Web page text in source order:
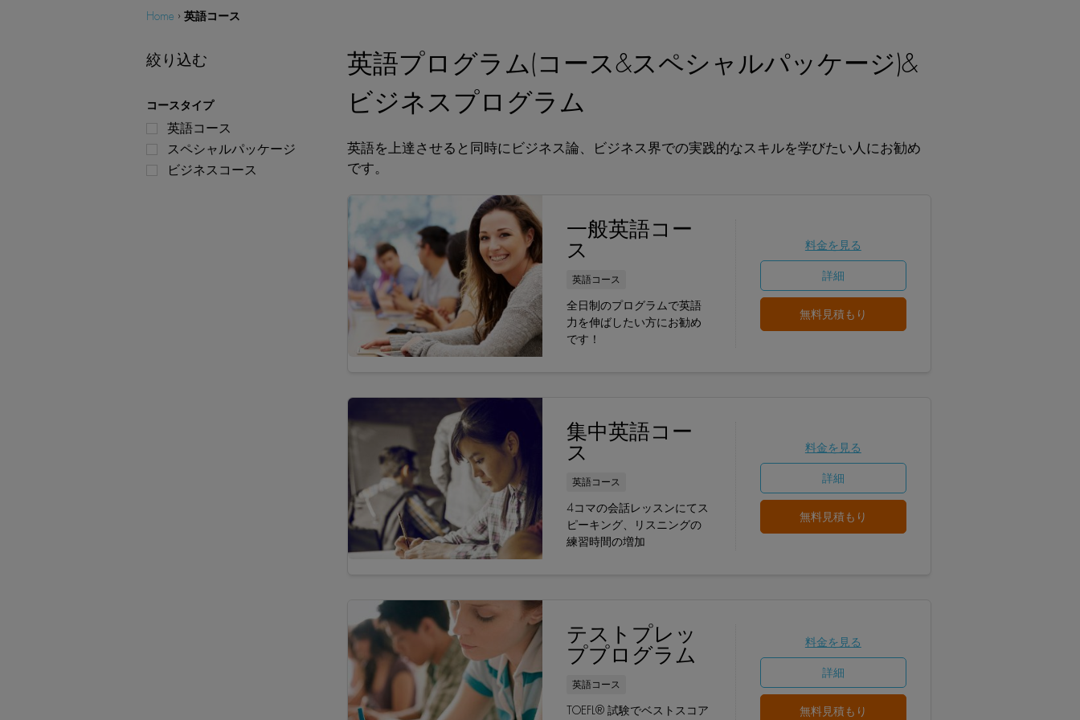
Home › 英語コース
絞り込む
コースタイプ
英語コース
スペシャルパッケージ
ビジネスコース
英語プログラム(コース&スペシャルパッケージ)&
ビジネスプログラム
英語を上達させると同時にビジネス論、ビジネス界での実践的なスキルを学びたい人にお勧め
です。
一般英語コー
ス
英語コース
全日制のプログラムで英語
力を伸ばしたい方にお勧め
です！
料金を見る
詳細
無料見積もり
集中英語コー
ス
英語コース
4コマの会話レッスンにてス
ピーキング、リスニングの
練習時間の増加
料金を見る
詳細
無料見積もり
テストプレッ
ププログラム
英語コース
TOEFL® 試験でベストスコア
料金を見る
詳細
無料見積もり